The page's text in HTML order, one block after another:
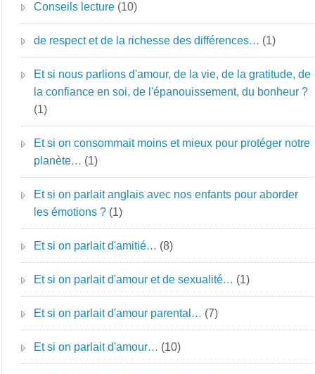
Conseils lecture (10)
de respect et de la richesse des différences… (1)
Et si nous parlions d'amour, de la vie, de la gratitude, de
la confiance en soi, de l'épanouissement, du bonheur ?
(1)
Et si on consommait moins et mieux pour protéger notre
planète… (1)
Et si on parlait anglais avec nos enfants pour aborder
les émotions ? (1)
Et si on parlait d'amitié… (8)
Et si on parlait d'amour et de sexualité… (1)
Et si on parlait d'amour parental… (7)
Et si on parlait d'amour… (10)